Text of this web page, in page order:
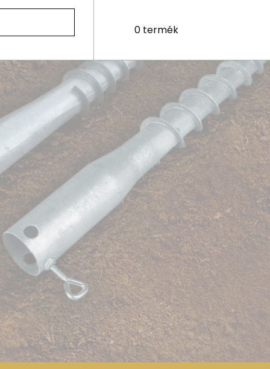
0 termék